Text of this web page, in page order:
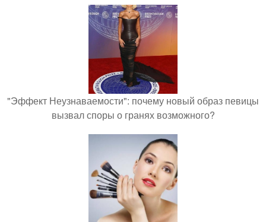
"Эффект Неузнаваемости": почему новый образ певицы
вызвал споры о гранях возможного?